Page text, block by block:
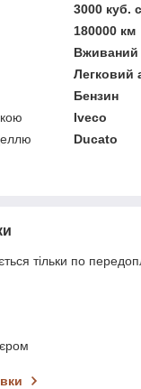
3000 куб.
180000 км
Вживаний
Легковий
Бензин
Iveco
Ducato
тільки по